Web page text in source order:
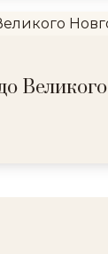
Великого